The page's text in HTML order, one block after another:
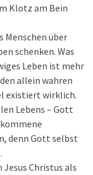
Klotz am Bein
Menschen über
schenken. Was
Leben ist mehr
allein wahren
existiert wirklich.
Lebens – Gott
denn Gott selbst
Jesus Christus als